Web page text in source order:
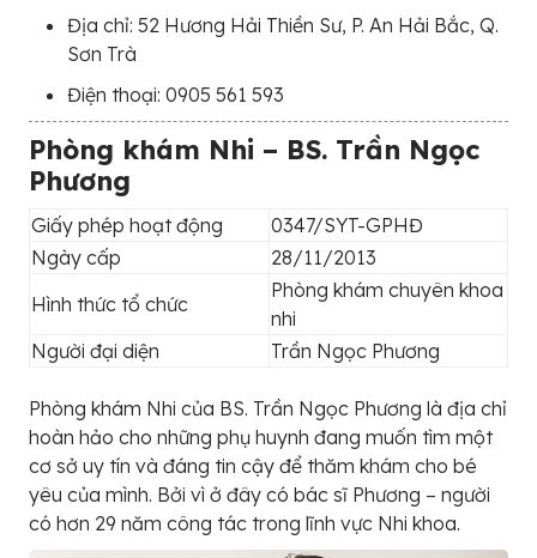
Địa chỉ: 52 Hương Hải Thiền Sư, P. An Hải Bắc, Q.
Sơn Trà
Điện thoại: 0905 561 593
Phòng khám Nhi – BS. Trần Ngọc
Phương
Giấy phép hoạt động
0347/SYT-GPHĐ
Ngày cấp
28/11/2013
Hình thức tổ chức
Phòng khám chuyên khoa
nhi
Người đại diện
Trần Ngọc Phương
Phòng khám Nhi của BS. Trần Ngọc Phương là địa chỉ
hoàn hảo cho những phụ huynh đang muốn tìm một
cơ sở uy tín và đáng tin cậy để thăm khám cho bé
yêu của mình. Bởi vì ở đây có bác sĩ Phương – người
có hơn 29 năm công tác trong lĩnh vực Nhi khoa.